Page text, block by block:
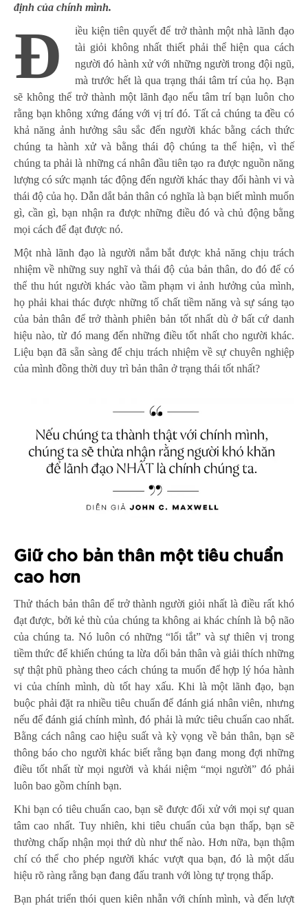
định của chính mình.
Đ
iều kiện tiên quyết để trở thành một nhà lãnh đạo
tài giỏi không nhất thiết phải thể hiện qua cách
người đó hành xử với những người trong đội ngũ,
mà trước hết là qua trạng thái tâm trí của họ. Bạn
sẽ không thể trở thành một lãnh đạo nếu tâm trí bạn luôn cho
rằng bạn không xứng đáng với vị trí đó. Tất cả chúng ta đều có
khả năng ảnh hưởng sâu sắc đến người khác bằng cách thức
chúng ta hành xử và bằng thái độ chúng ta thể hiện, vì thế
chúng ta phải là những cá nhân đầu tiên tạo ra được nguồn năng
lượng có sức mạnh tác động đến người khác thay đổi hành vi và
thái độ của họ. Dẫn dắt bản thân có nghĩa là bạn biết mình muốn
gì, cần gì, bạn nhận ra được những điều đó và chủ động bằng
mọi cách để đạt được nó.
Một nhà lãnh đạo là người nắm bắt được khả năng chịu trách
nhiệm về những suy nghĩ và thái độ của bản thân, do đó để có
thể thu hút người khác vào tầm phạm vi ảnh hưởng của mình,
họ phải khai thác được những tố chất tiềm năng và sự sáng tạo
của bản thân để trở thành phiên bản tốt nhất dù ở bất cứ danh
hiệu nào, từ đó mang đến những điều tốt nhất cho người khác.
Liệu bạn đã sẵn sàng để chịu trách nhiệm về sự chuyên nghiệp
của mình đồng thời duy trì bản thân ở trạng thái tốt nhất?
Giữ cho bản thân một tiêu chuẩn
cao hơn
Thử thách bản thân để trở thành người giỏi nhất là điều rất khó
đạt được, bởi kẻ thù của chúng ta không ai khác chính là bộ não
của chúng ta. Nó luôn có những “lối tắt” và sự thiên vị trong
tiềm thức để khiến chúng ta lừa dối bản thân và giải thích những
sự thật phũ phàng theo cách chúng ta muốn để hợp lý hóa hành
vi của chính mình, dù tốt hay xấu. Khi là một lãnh đạo, bạn
buộc phải đặt ra nhiều tiêu chuẩn để đánh giá nhân viên, nhưng
nếu để đánh giá chính mình, đó phải là mức tiêu chuẩn cao nhất.
Bằng cách nâng cao hiệu suất và kỳ vọng về bản thân, bạn sẽ
thông báo cho người khác biết rằng bạn đang mong đợi những
điều tốt nhất từ mọi người và khái niệm “mọi người” đó phải
luôn bao gồm chính bạn.
Khi bạn có tiêu chuẩn cao, bạn sẽ được đối xử với mọi sự quan
tâm cao nhất. Tuy nhiên, khi tiêu chuẩn của bạn thấp, bạn sẽ
thường chấp nhận mọi thứ dù như thế nào. Hơn nữa, bạn thậm
chí có thể cho phép người khác vượt qua bạn, đó là một dấu
hiệu rõ ràng rằng bạn đang đấu tranh với lòng tự trọng thấp.
Bạn phát triển thói quen kiên nhẫn với chính mình, và đến lượt